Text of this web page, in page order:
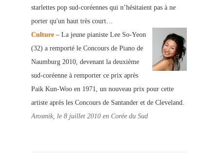
starlettes pop sud-coréennes qui n’hésitaient pas à ne
porter qu'un haut très court…
Culture – La jeune pianiste Lee So-Yeon
(32) a remporté le Concours de Piano de
Naumburg 2010, devenant la deuxième
sud-coréenne à remporter ce prix après
Paik Kun-Woo en 1971, un nouveau prix pour cette
artiste après les Concours de Santander et de Cleveland.
Arosmik, le 8 juillet 2010 en Corée du Sud